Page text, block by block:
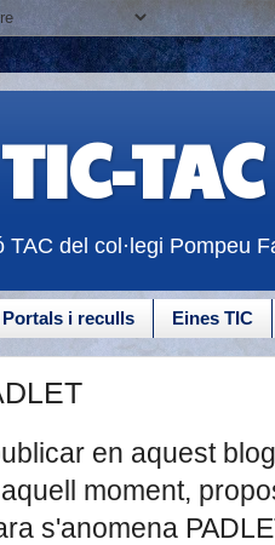
TAC
TAC del col·legi Pompeu
Portals i reculls Eines TIC
en aquest
moment,
s'anomena